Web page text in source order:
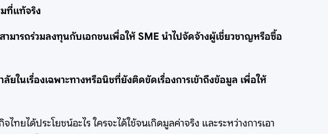
ที่แท้จริง
รถร่วมลงทุนกับเอกชนเพื่อให้ SME นำไปจัดจ้างผู้เชี่ยวชาญหรือซื้อ
นเรื่องเฉพาะทางหรือนิชที่ยังติดขัดเรื่องการเข้าถึงข้อมูล เพื่อให้
ยได้ประโยชน์อะไร ใครจะได้ใช้จนเกิดมูลค่าจริง และระหว่างการเอา